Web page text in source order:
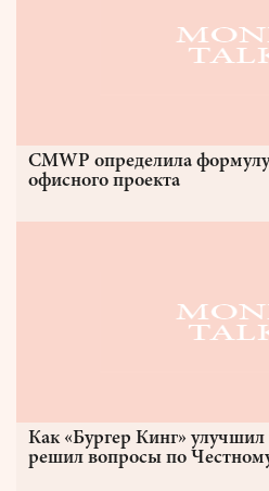
CMWP определила
офисного проекта
Как «Бургер Кинг»
решил вопросы по